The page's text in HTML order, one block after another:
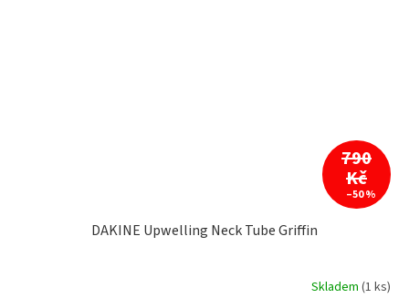
790
Kč
–50 %
DAKINE Upwelling Neck Tube Griffin
Skladem (1 ks)